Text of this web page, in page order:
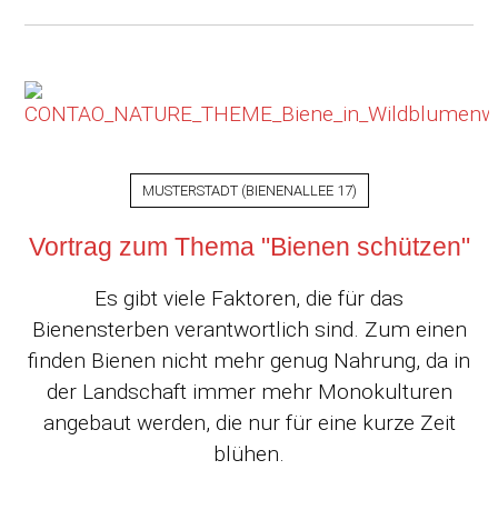
MUSTERSTADT(BIENENALLEE 17)
Vortrag zum Thema "Bienen schützen"
Es gibt viele Faktoren, die für das
Bienensterben verantwortlich sind. Zum einen
finden Bienen nicht mehr genug Nahrung, da in
der Landschaft immer mehr Monokulturen
angebaut werden, die nur für eine kurze Zeit
blühen.